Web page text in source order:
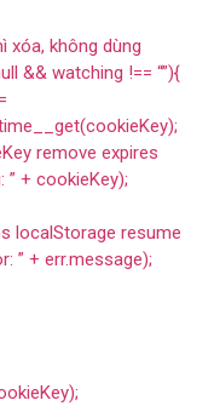
xóa, không dùng
&& watching !== “”){
remove expires
+ cookieKey);
localStorage resume
” + err.message);